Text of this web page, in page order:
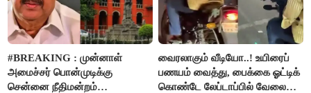
#BREAKING : முன்னாள்
அமைச்சர் பொன்முடிக்கு
சென்னை நீதிமன்றம்
வைரலாகும் வீடியோ..! உயிரைப்
பணயம் வைத்து, பைக்கை ஓட்டிக்
கொண்டே லேப்டாப்பில் வேலை